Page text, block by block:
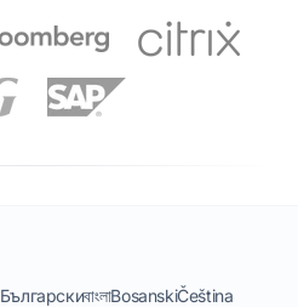
БългарскиবাংলাBosanskiČeština